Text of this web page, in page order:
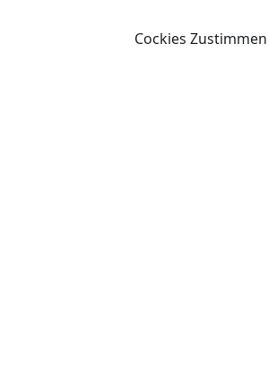
Cockies Zustimmen